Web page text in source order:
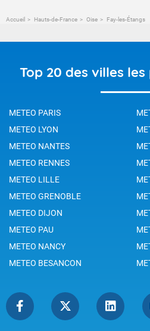
Accueil Hauts-de-France Oise Fay-les-Étangs
Top 20 des villes
METEO PARIS
METEO LYON
METEO NANTES
METEO RENNES
METEO LILLE
METEO GRENOBLE
METEO DIJON
METEO PAU
METEO NANCY
METEO BESANCON